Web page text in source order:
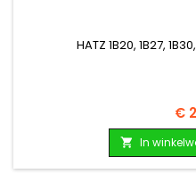
HATZ 1B20, 1B27,
€
 In